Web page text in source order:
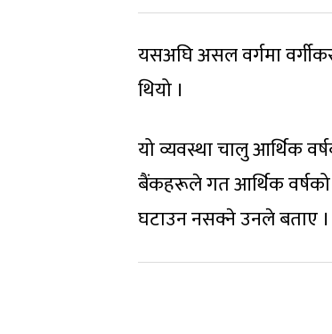
यसअघि असल वर्गमा
थियो ।
यो व्यवस्था चालु आर्थिक
बैंकहरूले गत आर्थिक वर्षको
घटाउन नसक्ने उनले बताए ।